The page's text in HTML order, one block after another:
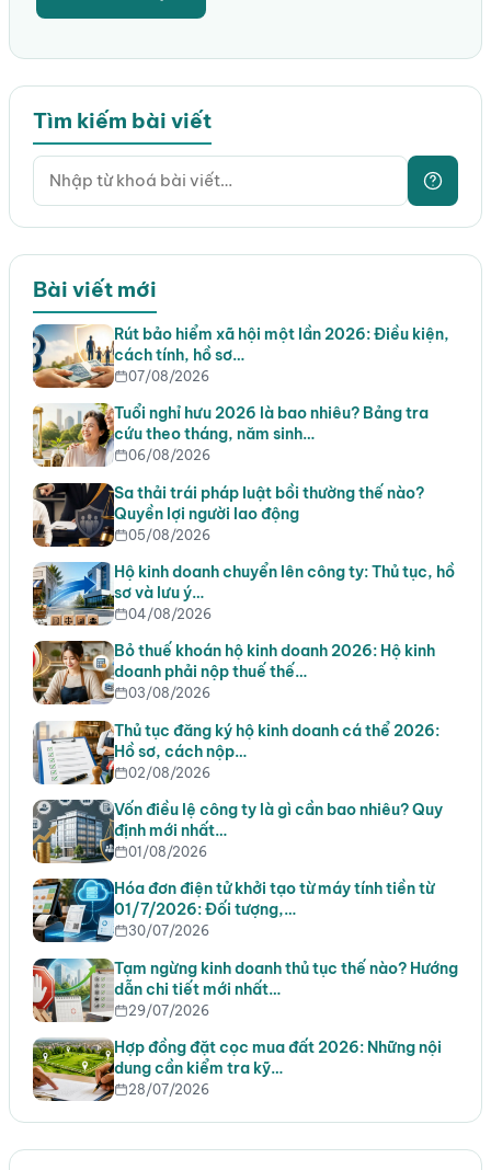
Tìm kiếm bài viết
Bài viết mới
Rút bảo hiểm xã hội một lần 2026: Điều kiện,
cách tính, hồ sơ…
07/08/2026
Tuổi nghỉ hưu 2026 là bao nhiêu? Bảng tra
cứu theo tháng, năm sinh…
06/08/2026
Sa thải trái pháp luật bồi thường thế nào?
Quyền lợi người lao động
05/08/2026
Hộ kinh doanh chuyển lên công ty: Thủ tục, hồ
sơ và lưu ý…
04/08/2026
Bỏ thuế khoán hộ kinh doanh 2026: Hộ kinh
doanh phải nộp thuế thế…
03/08/2026
Thủ tục đăng ký hộ kinh doanh cá thể 2026:
Hồ sơ, cách nộp…
02/08/2026
Vốn điều lệ công ty là gì cần bao nhiêu? Quy
định mới nhất…
01/08/2026
Hóa đơn điện tử khởi tạo từ máy tính tiền từ
01/7/2026: Đối tượng,…
30/07/2026
Tạm ngừng kinh doanh thủ tục thế nào? Hướng
dẫn chi tiết mới nhất…
29/07/2026
Hợp đồng đặt cọc mua đất 2026: Những nội
dung cần kiểm tra kỹ…
28/07/2026